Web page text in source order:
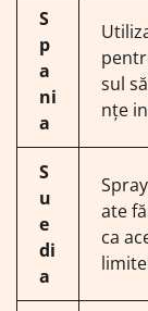
S
p
a
ni
a
sul
nțe
S
u
e
di
a
ate
ca